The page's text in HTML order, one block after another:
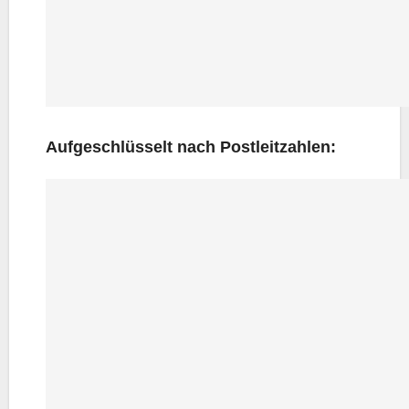
Auf­ge­schlüs­selt nach Postleitzahlen: